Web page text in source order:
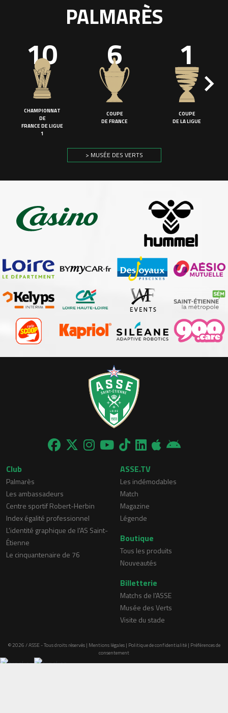
PALMARÈS
10
CHAMPIONNAT
DE
FRANCE DE LIGUE
1
6
COUPE
DE FRANCE
1
COUPE
DE LA LIGUE
> MUSÉE DES VERTS
Club
Palmarès
Les ambassadeurs
Centre sportif Robert-Herbin
Index égalité professionnel
L'identité graphique de l'AS Saint-
Étienne
Le cinquantenaire de 76
ASSE.TV
Les indémodables
Match
Magazine
Légende
Boutique
Tous les produits
Nouveautés
Billetterie
Matchs de l'ASSE
Musée des Verts
Visite du stade
© 2026 / ASSE - Tous droits réservés | Mentions légales| Politique de confidentialité| Préférences de
consentement